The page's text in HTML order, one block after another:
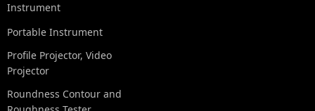
Instrument
Portable Instrument
Profile Projector, Video
Projector
Roundness Contour and